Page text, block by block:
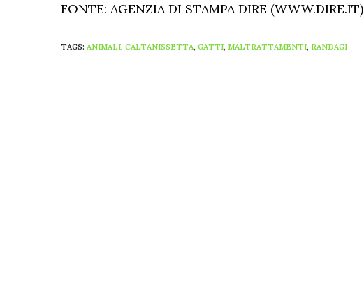
FONTE: AGENZIA DI STAMPA DIRE (WWW.DIRE.IT)
TAGS: ANIMALI, CALTANISSETTA, GATTI, MALTRATTAMENTI, RANDAGI